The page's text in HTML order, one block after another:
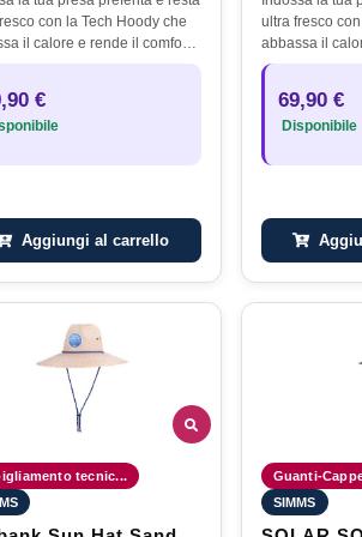
con la Tech Hoody che
il calore e rende il comfort
formula di tessuto che
il sole.Un…
€
Aggiungi al carrello
ultra fresco
abbassa il
con una
e blocca il
69,90 €
Disponibile
tecnic...
Guanti-
SIMMS